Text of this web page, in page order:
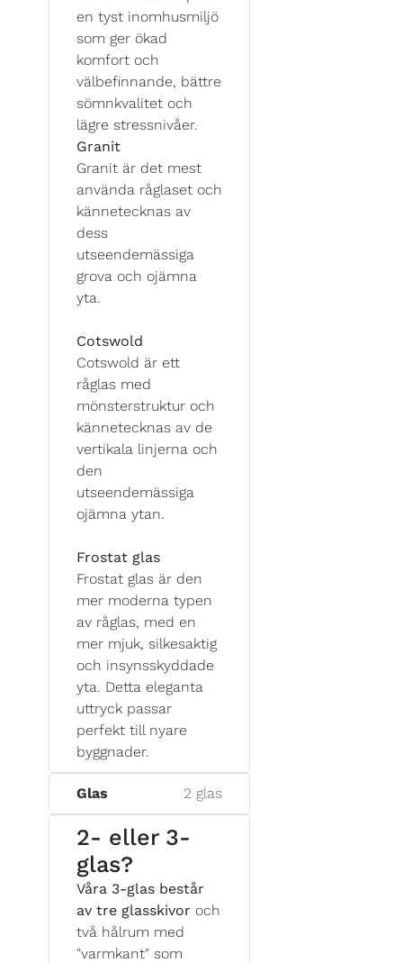
en tyst inomhusmiljö
som ger ökad
komfort och
välbefinnande, bättre
sömnkvalitet och
lägre stressnivåer.
Granit
Granit är det mest
använda råglaset och
kännetecknas av
dess
utseendemässiga
grova och ojämna
yta.
Cotswold
Cotswold är ett
råglas med
mönsterstruktur och
kännetecknas av de
vertikala linjerna och
den
utseendemässiga
ojämna ytan.
Frostat glas
Frostat glas är den
mer moderna typen
av råglas, med en
mer mjuk, silkesaktig
och insynsskyddade
yta. Detta eleganta
uttryck passar
perfekt till nyare
byggnader.
Glas 2 glas
2- eller 3-
glas?
Våra 3-glas består
av tre glasskivor och
två hålrum med
"varmkant" som